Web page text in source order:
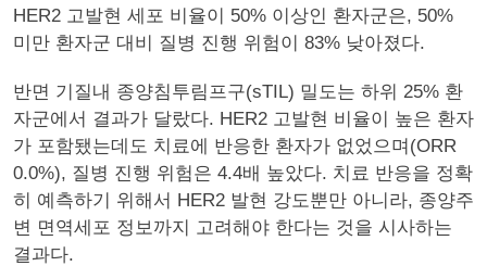
HER2 고발현 세포 비율이 50% 이상인 환자군은, 50%
미만 환자군 대비 질병 진행 위험이 83% 낮아졌다.
반면 기질내 종양침투림프구(sTIL) 밀도는 하위 25% 환
자군에서 결과가 달랐다. HER2 고발현 비율이 높은 환자
가 포함됐는데도 치료에 반응한 환자가 없었으며(ORR
0.0%), 질병 진행 위험은 4.4배 높았다. 치료 반응을 정확
히 예측하기 위해서 HER2 발현 강도뿐만 아니라, 종양주
변 면역세포 정보까지 고려해야 한다는 것을 시사하는
결과다.